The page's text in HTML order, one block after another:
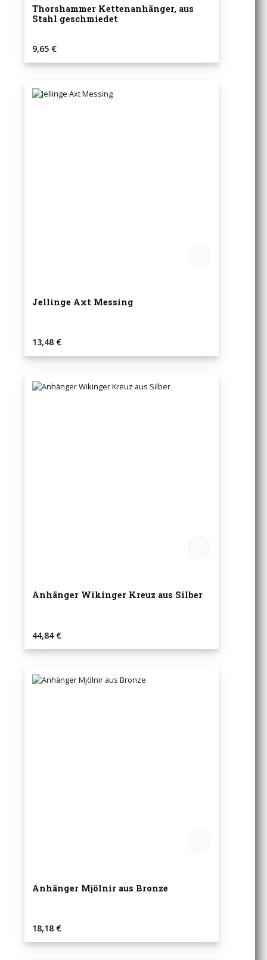
Thorshammer Kettenanhänger, aus
Stahl geschmiedet
Regulärer Preis:
9,65 €
Jellinge Axt Messing
Regulärer Preis:
13,48 €
Anhänger Wikinger Kreuz aus Silber
Regulärer Preis:
44,84 €
Anhänger Mjölnir aus Bronze
Regulärer Preis:
18,18 €